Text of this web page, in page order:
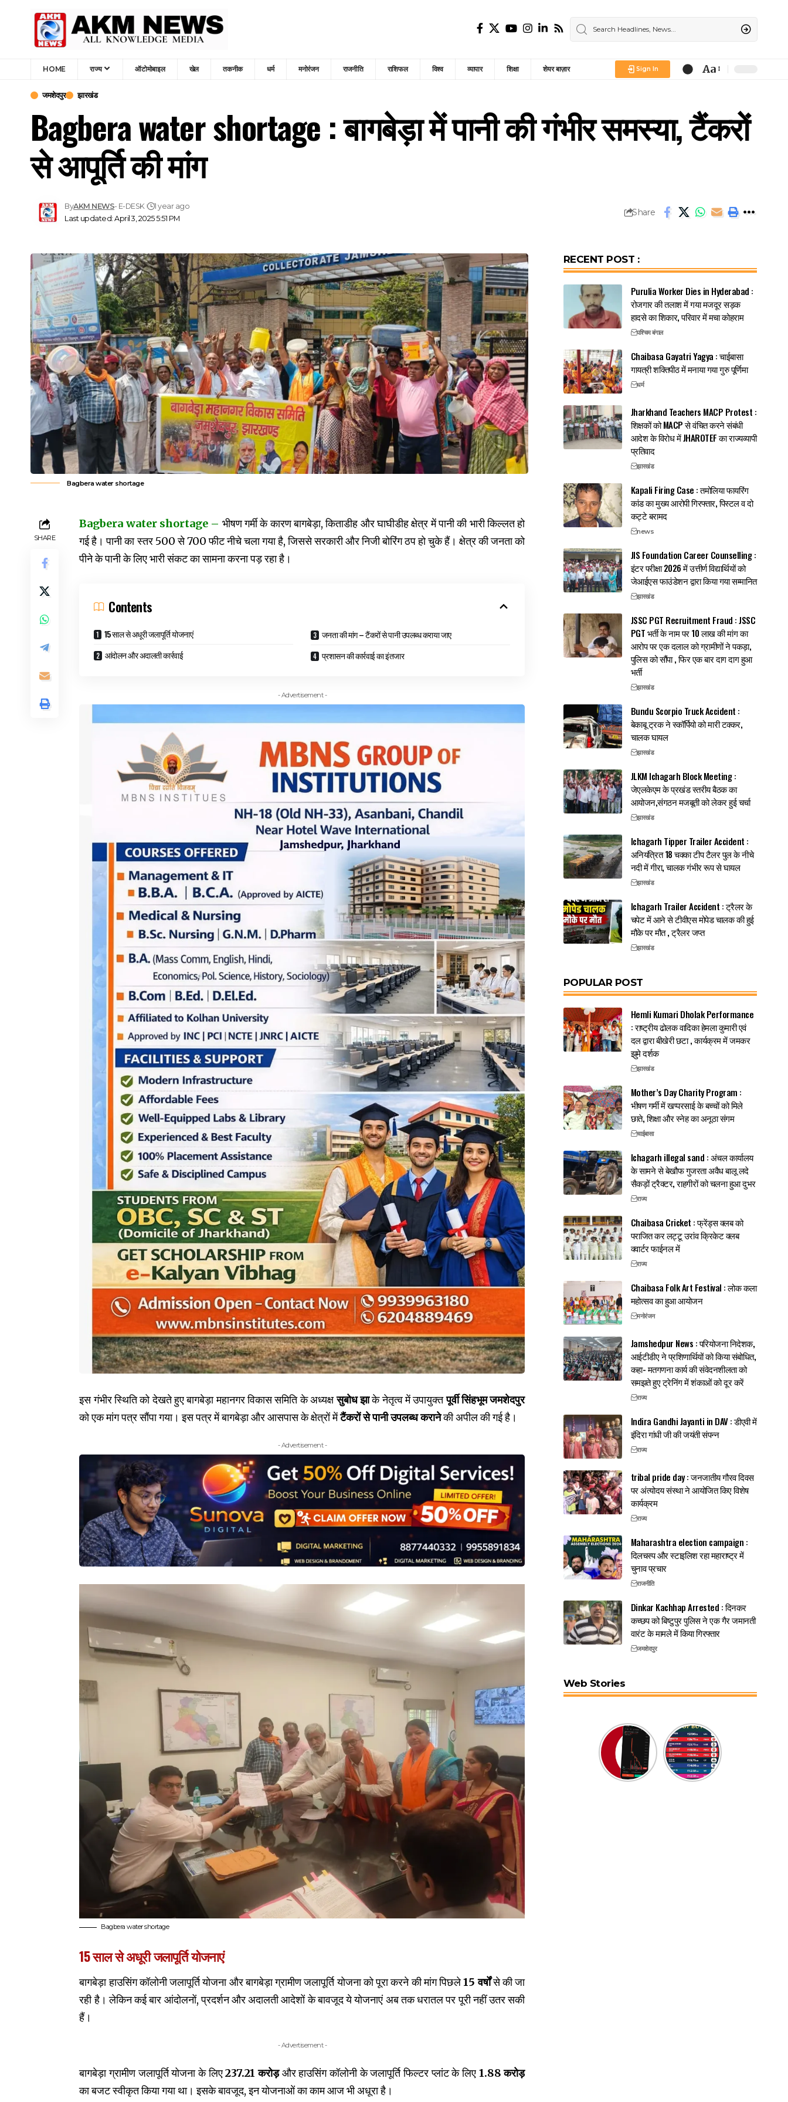
HOME राज्य ऑटोमोबाइल खेल तकनीक धर्म मनोरंजन राजनीति राशिफल विश्व व्यापार शिक्षा शेयर बाज़ार Sign In
Font
Aa
जमशेदपुर झारखंड
Bagbera water shortage : बागबेड़ा में पानी की गंभीर समस्या, टैंकरों
से आपूर्ति की मांग
Last updated: April 3, 2025 5:51 PM
ByAKM NEWS- E-DESK 1 year ago
Share
Bagbera water shortage
SHARE
Bagbera water shortage – भीषण गर्मी के कारण बागबेड़ा, किताडीह और घाघीडीह क्षेत्र में पानी की भारी किल्लत हो
गई है। पानी का स्तर 500 से 700 फीट नीचे चला गया है, जिससे सरकारी और निजी बोरिंग ठप हो चुके हैं। क्षेत्र की जनता को
पीने के पानी के लिए भारी संकट का सामना करना पड़ रहा है।
Contents
15 साल से अधूरी जलापूर्ति योजनाएं
आंदोलन और अदालती कार्रवाई
जनता की मांग – टैंकरों से पानी उपलब्ध कराया जाए
प्रशासन की कार्रवाई का इंतजार
- Advertisement -
इस गंभीर स्थिति को देखते हुए बागबेड़ा महानगर विकास समिति के अध्यक्षसुबोध झाके नेतृत्व में उपायुक्तपूर्वी सिंहभूम जमशेदपुर
को एक मांग पत्र सौंपा गया। इस पत्र में बागबेड़ा और आसपास के क्षेत्रों मेंटैंकरों से पानी उपलब्ध करानेकी अपील की गई है।
- Advertisement -
Bagbera water shortage
15 साल से अधूरी जलापूर्ति योजनाएं
बागबेड़ा हाउसिंग कॉलोनी जलापूर्ति योजना और बागबेड़ा ग्रामीण जलापूर्ति योजना को पूरा करने की मांग पिछले15 वर्षोंसे की जा
रही है। लेकिन कई बार आंदोलनों, प्रदर्शन और अदालती आदेशों के बावजूद ये योजनाएं अब तक धरातल पर पूरी नहीं उतर सकी
हैं।
- Advertisement -
बागबेड़ा ग्रामीण जलापूर्ति योजना के लिए₹237.21 करोड़और हाउसिंग कॉलोनी के जलापूर्ति फिल्टर प्लांट के लिए ₹1.88 करोड़
का बजट स्वीकृत किया गया था। इसके बावजूद, इन योजनाओं का काम आज भी अधूरा है।
RECENT POST :
Purulia Worker Dies in Hyderabad :
रोजगार की तलाश में गया मजदूर सड़क
हादसे का शिकार, परिवार में मचा कोहराम
पश्चिम बंगाल
Chaibasa Gayatri Yagya : चाईबासा
गायत्री शक्तिपीठ में मनाया गया गुरु पूर्णिमा
धर्म
Jharkhand Teachers MACP Protest :
शिक्षकों को MACP से वंचित करने संबंधी
आदेश के विरोध में JHAROTEF का राज्यव्यापी
प्रतिवाद
झारखंड
Kapali Firing Case : तमोलिया फायरिंग
कांड का मुख्य आरोपी गिरफ्तार, पिस्टल व दो
कट्टे बरामद
news
JIS Foundation Career Counselling :
इंटर परीक्षा 2026 में उत्तीर्ण विद्यार्थियों को
जेआईएस फाउंडेशन द्वारा किया गया सम्मानित
झारखंड
JSSC PGT Recruitment Fraud : JSSC
PGT भर्ती के नाम पर 10 लाख की मांग का
आरोप पर एक दलाल को ग्रामीणों ने पकड़ा,
पुलिस को सौंपा , फिर एक बार दाग दाग हुआ
भर्ती
झारखंड
Bundu Scorpio Truck Accident :
बेकाबू ट्रक ने स्कॉर्पियो को मारी टक्कर,
चालक घायल
झारखंड
JLKM Ichagarh Block Meeting :
जेएलकेएम के प्रखंड स्तरीय बैठक का
आयोजन,संगठन मजबूती को लेकर हुई चर्चा
झारखंड
Ichagarh Tipper Trailer Accident :
अनियंत्रित 18 चक्का टीप टैलर पुल के नीचे
नदी में गीरा, चालक गंभीर रूप से घायल
झारखंड
Ichagarh Trailer Accident : ट्रैलर के
चपेट में आने से टीवीएस मोपेड चालक की हुई
मौके पर मौत , ट्रैलर जप्त
झारखंड
POPULAR POST
Hemli Kumari Dholak Performance
: राष्ट्रीय ढोलक वादिका हेमला कुमारी एवं
दल द्वारा बीखेरी छटा , कार्यक्रम में जमकर
झुमे दर्शक
झारखंड
Mother’s Day Charity Program :
भीषण गर्मी में खप्परसाई के बच्चों को मिले
छाते, शिक्षा और स्नेह का अनूठा संगम
चाईबासा
Ichagarh illegal sand : अंचल कार्यालय
के सामने से बेखौफ गुजरता अवैध बालू लदे
सैकड़ों ट्रैक्टर, राहगीरों को चलना हुआ दुभर
राज्य
Chaibasa Cricket : फ्रेंड्स क्लब को
पराजित कर लट्टू उरांव क्रिकेट क्लब
क्वार्टर फाईनल में
राज्य
Chaibasa Folk Art Festival : लोक कला
महोत्सव का हुआ आयोजन
मनोरंजन
Jamshedpur News : परियोजना निदेशक,
आईटीडीए ने प्रशिणार्थियों को किया संबोधित,
कहा- मतगणना कार्य की संवेदनशीलता को
समझते हुए ट्रेनिंग में शंकाओं को दूर करें
राज्य
Indira Gandhi Jayanti in DAV : डीएवी में
इंदिरा गांधी जी की जयंती संपन्न
राज्य
tribal pride day : जनजातीय गौरव दिवस
पर अंत्योदय संस्था ने आयोजित किए विशेष
कार्यक्रम
राज्य
Maharashtra election campaign :
दिलचस्प और स्टाइलिश रहा महाराष्ट्र में
चुनाव प्रचार
राजनीति
Dinkar Kachhap Arrested : दिनकर
कच्छप को बिष्टुपुर पुलिस ने एक गैर जमानती
वारंट के मामले में किया गिरफ्तार
जमशेदपुर
Web Stories